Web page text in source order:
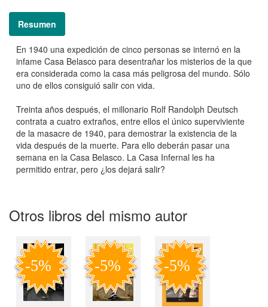
Resumen
En 1940 una expedición de cinco personas se internó en la
infame Casa Belasco para desentrañar los misterios de la que
era considerada como la casa más peligrosa del mundo. Sólo
uno de ellos consiguió salir con vida.
Treinta años después, el millonario Rolf Randolph Deutsch
contrata a cuatro extraños, entre ellos el único superviviente
de la masacre de 1940, para demostrar la existencia de la
vida después de la muerte. Para ello deberán pasar una
semana en la Casa Belasco. La Casa Infernal les ha
permitido entrar, pero ¿los dejará salir?
Otros libros del mismo autor